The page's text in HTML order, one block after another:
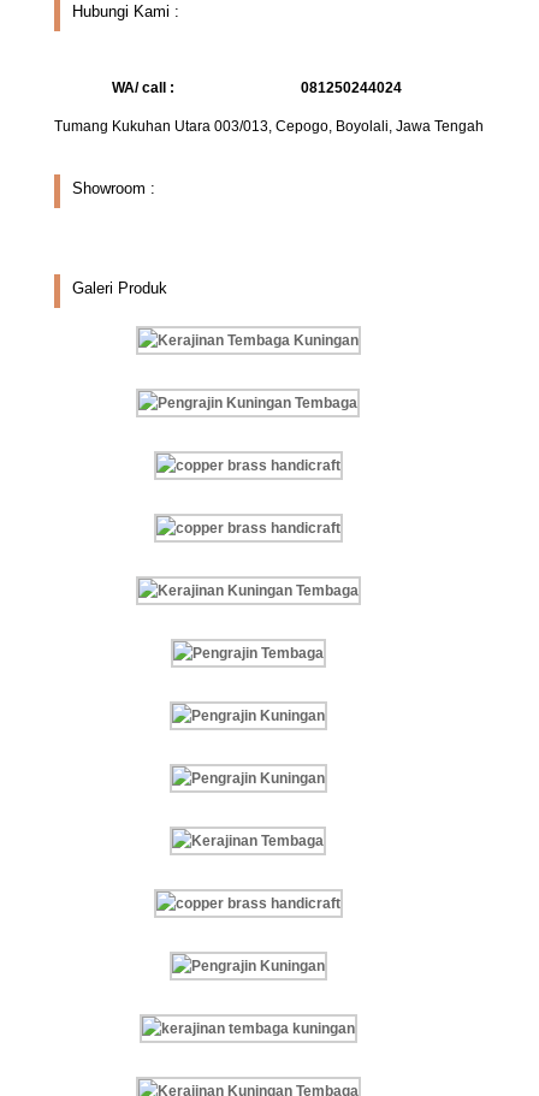
Hubungi Kami :
WA/ call : 081250244024
Tumang Kukuhan Utara 003/013, Cepogo, Boyolali, Jawa Tengah
Showroom :
Galeri Produk